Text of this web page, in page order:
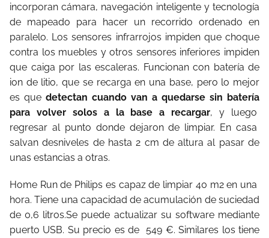
incorporan cámara, navegación inteligente y tecnología
de mapeado para hacer un recorrido ordenado en
paralelo. Los sensores infrarrojos impiden que choque
contra los muebles y otros sensores inferiores impiden
que caiga por las escaleras. Funcionan con batería de
ion de litio, que se recarga en una base, pero lo mejor
es que detectan cuando van a quedarse sin batería
para volver solos a la base a recargar, y luego
regresar al punto donde dejaron de limpiar. En casa
salvan desniveles de hasta 2 cm de altura al pasar de
unas estancias a otras.
Home Run de Philips es capaz de limpiar 40 m2 en una
hora. Tiene una capacidad de acumulación de suciedad
de 0,6 litros.Se puede actualizar su software mediante
puerto USB. Su precio es de 549 €. Similares los tiene